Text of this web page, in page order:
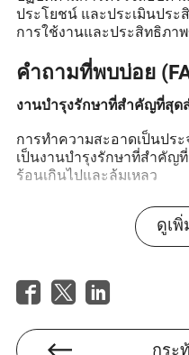
ประโยชน์ และประเมินปร
การใช้งานและประสิทธิภ
คำถามที่พบบ่อย
งานบำรุงรักษาที่สำคัญที่สุด
การทำความสะอาดเป็นปร
เป็นงานบำรุงรักษาที่สำคัญ
ร้อนเกินไปและล้มเหลว
ฉันควรฝึกอบรมพนักงานเกี่
การทบทวนเพิ่มเติมเมื่อมีกา
การจ้างพนักงาน
ฉันสามารถใช้น้ำมันและน้
เครื่องจักรของฉันได้หรือไม่
ดูเพิ่
กระ